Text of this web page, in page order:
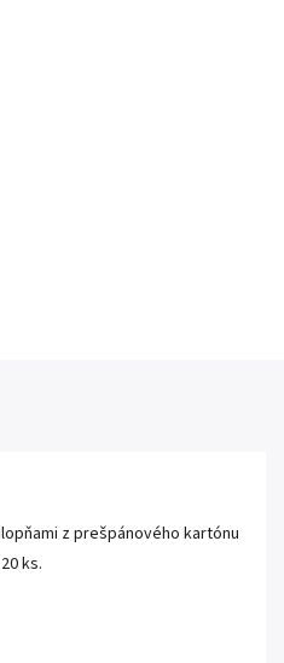
z prešpánového kartónu
ks.